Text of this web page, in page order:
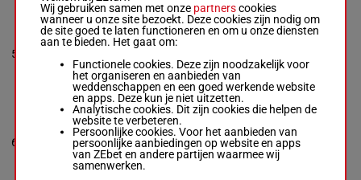
5
KHAFRE
Paddy Hanlon-S
72 kg
1h 1h (25) 4h 7h
4h 7h
6
TIME TO BITE
Carver Bry.-C Honour
67.5 kg
3s (25) 1h 4s 1s 1s 2h
Ts 1s 5s 1s 1s 7s
R/1167.5
kg
3s (25) 1h
4s 1s 1s
2h Ts 1s
5s 1s 1s
7s
Wij gebruiken samen met onze partnerscookies
wanneer u onze site bezoekt. Deze cookies zijn nodig om
de site goed te laten functioneren en om u onze diensten
aan te bieden. Het gaat om:
Functionele cookies. Deze zijn noodzakelijk voor
het organiseren en aanbieden van
weddenschappen en een goed werkende website
en apps. Deze kun je niet uitzetten.
Analytische cookies. Dit zijn cookies die helpen de
website te verbeteren.
Persoonlijke cookies. Voor het aanbieden van
persoonlijke aanbiedingen op website en apps
van ZEbet en andere partijen waarmee wij
samenwerken.